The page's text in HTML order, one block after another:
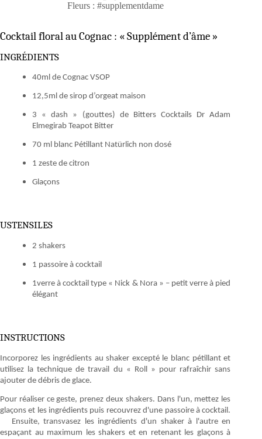
Fleurs : #supplementdame
Cocktail floral au Cognac : « Supplément d’âme »
INGRÉDIENTS
40ml de Cognac VSOP
12,5ml de sirop d’orgeat maison
3 « dash » (gouttes) de Bitters Cocktails Dr Adam
Elmegirab Teapot Bitter
70 ml blanc Pétillant Natürlich non dosé
1 zeste de citron
Glaçons
USTENSILES
2 shakers
1 passoire à cocktail
1verre à cocktail type « Nick & Nora » – petit verre à pied
élégant
INSTRUCTIONS
Incorporez les ingrédients au shaker excepté le blanc pétillant et
utilisez la technique de travail du « Roll » pour rafraîchir sans
ajouter de débris de glace.
Pour réaliser ce geste, prenez deux shakers. Dans l'un, mettez les
glaçons et les ingrédients puis recouvrez d'une passoire à cocktail.
Ensuite, transvasez les ingrédients d'un shaker à l'autre en
espaçant au maximum les shakers et en retenant les glaçons à